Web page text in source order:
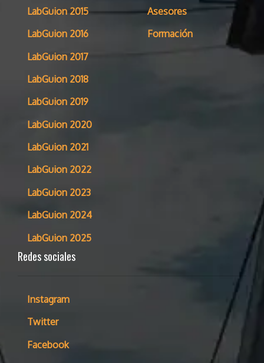
LabGuion 2015
LabGuion 2016
LabGuion 2017
LabGuion 2018
LabGuion 2019
LabGuion 2020
LabGuion 2021
LabGuion 2022
LabGuion 2023
LabGuion 2024
LabGuion 2025
Asesores
Formación
Redes sociales
Instagram
Twitter
Facebook